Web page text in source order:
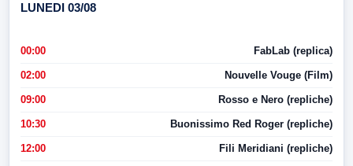
LUNEDI 03/08
00:00 FabLab (replica)
02:00 Nouvelle Vouge (Film)
09:00 Rosso e Nero (repliche)
10:30 Buonissimo Red Roger (repliche)
12:00 Fili Meridiani (repliche)